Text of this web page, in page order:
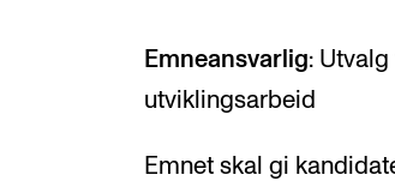
Emneansvarlig:
utviklingsarbeid
Emnet skal gi